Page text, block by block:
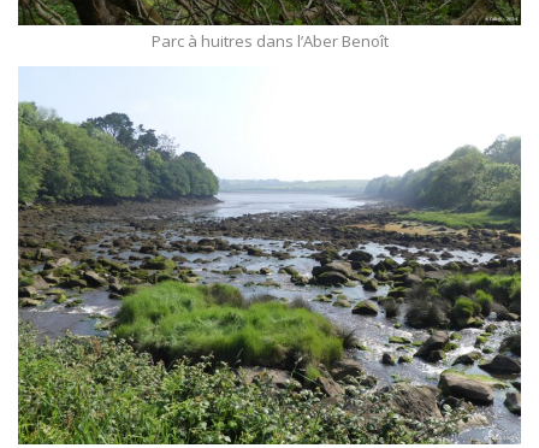
Parc à huitres dans l’Aber Benoît